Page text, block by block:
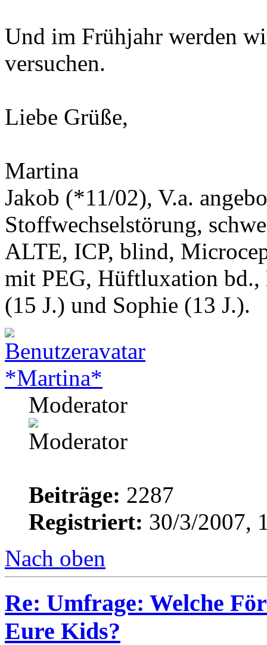
Und im Frühjahr werden
versuchen.
Liebe Grüße,
Martina
Jakob (*11/02), V.a.
Stoffwechselstörung,
ALTE, ICP, blind,
mit PEG, Hüftluxation bd.,
(15 J.) und Sophie (13 J.).
*Martina*
Moderator
Beiträge: 2287
Registriert: 30/3/2007,
Nach oben
Re: Umfrage: Welche
Eure Kids?